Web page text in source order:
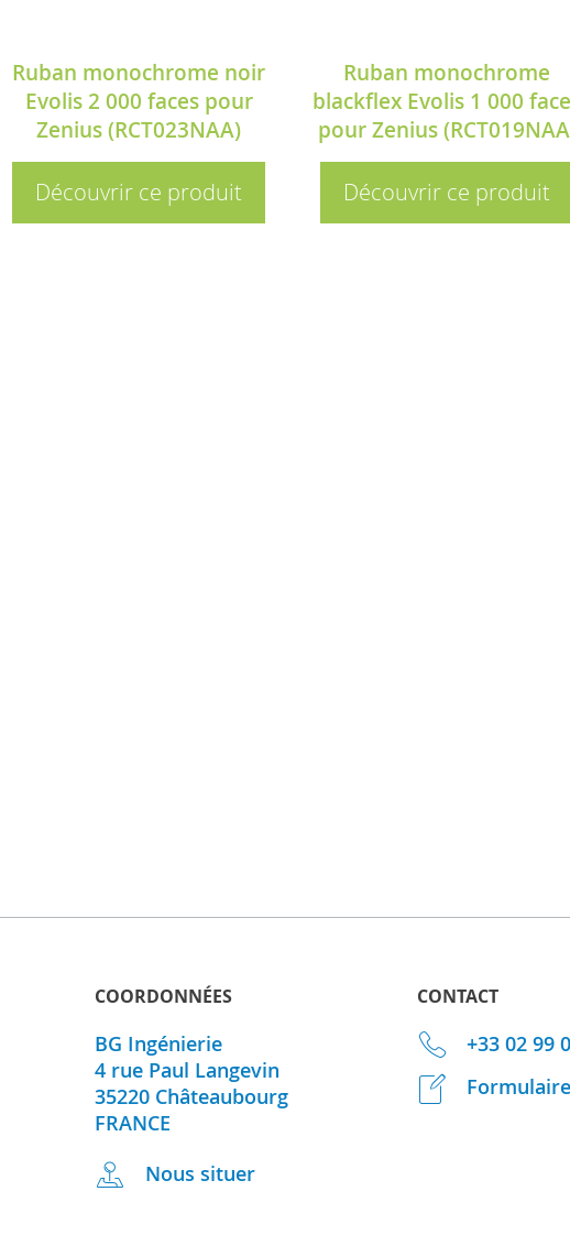
Ruban monochrome noir
Evolis 2 000 faces pour
Zenius (RCT023NAA)
Découvrir ce produit
Ruban monochrome
blackflex Evolis 1 000
pour Zenius
Découvrir ce produit
COORDONNÉES
BG Ingénierie
4 rue Paul Langevin
35220 Châteaubourg
FRANCE
Nous situer
CONTACT
+33 02 99